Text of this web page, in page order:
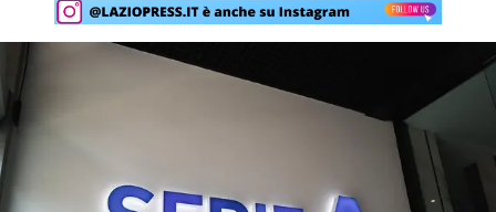
Lazio Women
Rassegna Lazio
Social